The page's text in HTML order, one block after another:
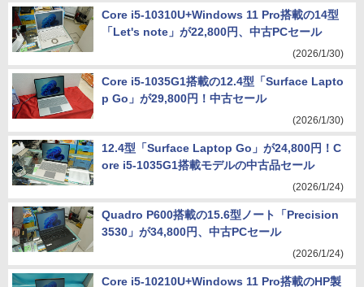
Core i5-10310U+Windows 11 Pro搭載の14型
「Let's note」が22,800円、中古PCセール
(2026/1/30)
Core i5-1035G1搭載の12.4型「Surface Lapto
p Go」が29,800円！中古セール
(2026/1/30)
12.4型「Surface Laptop Go」が24,800円！C
ore i5-1035G1搭載モデルの中古品セール
(2026/1/24)
Quadro P600搭載の15.6型ノート「Precision
3530」が34,800円、中古PCセール
(2026/1/24)
Core i5-10210U+Windows 11 Pro搭載のHP製